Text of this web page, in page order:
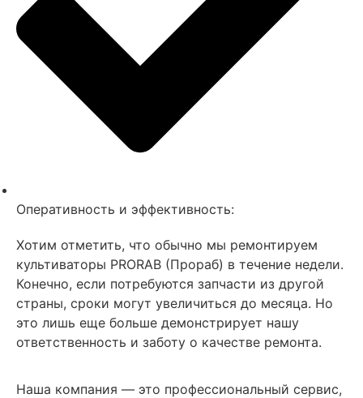
Оперативность и эффективность:
Хотим отметить, что обычно мы ремонтируем
культиваторы PRORAB (Прораб) в течение недели.
Конечно, если потребуются запчасти из другой
страны, сроки могут увеличиться до месяца. Но
это лишь еще больше демонстрирует нашу
ответственность и заботу о качестве ремонта.
Наша компания — это профессиональный сервис,